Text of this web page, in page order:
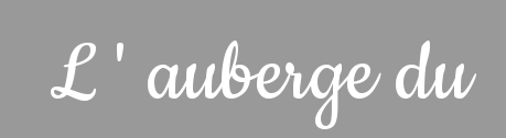
L ' auberge du